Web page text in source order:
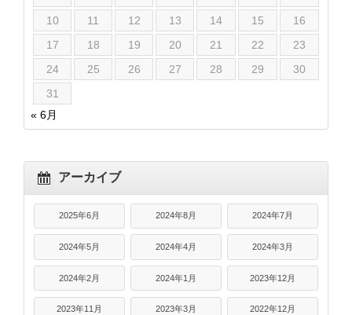
10
11 12 13 14 15
16
17
18 19 20 21 22
23
24
25 26 27 28 29
30
31
« 6月
アーカイブ
2025年6月 2024年8月 2024年7月
2024年5月 2024年4月 2024年3月
2024年2月 2024年1月 2023年12月
2023年11月 2023年3月 2022年12月